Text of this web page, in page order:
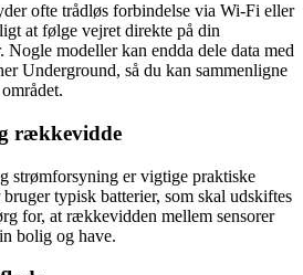
ofte trådløs forbindelse via Wi-Fi eller
at følge vejret direkte på din
Nogle modeller kan endda dele data med
Underground, så du kan sammenligne
rækkevidde
strømforsyning er vigtige praktiske
typisk batterier, som skal udskiftes
for, at rækkevidden mellem sensorer
bolig og have.